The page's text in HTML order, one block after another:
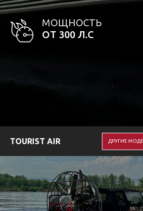
МОЩНОСТЬ
ОТ 300 Л.С
TOURIST AIR ДРУГИЕ